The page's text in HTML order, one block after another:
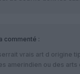
a commenté :
vrais art d origine
amerindien ou des arts